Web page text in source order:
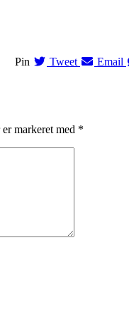
Pin Tweet Email
markeret med *